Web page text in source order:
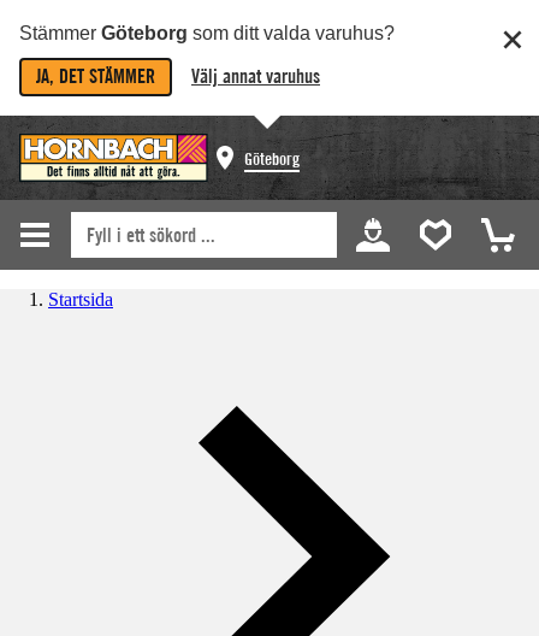
Stämmer Göteborg som ditt valda varuhus?
JA, DET STÄMMER Välj annat varuhus
Göteborg
Startsida